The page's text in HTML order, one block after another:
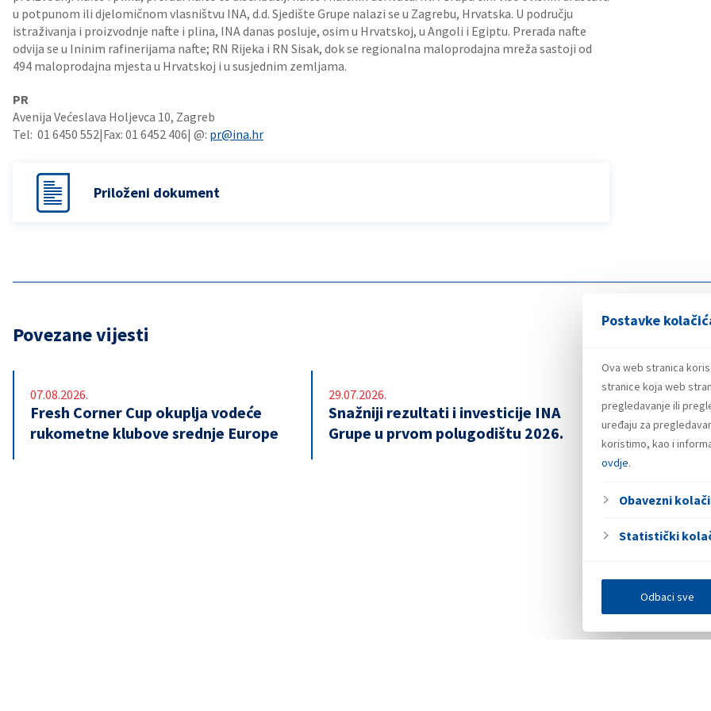
Postavke
Ova web stranica
stranice koja web
pregledavanje ili
uređaju za
koristimo, kao i
ovdje.
Obavezni
Statistički
Odbaci sve
u potpunom ili djelomičnom vlasništvu INA, d.d. Sjedište Grupe nalazi se u Zagrebu, Hrvatska. U području
istraživanja i proizvodnje nafte i plina, INA danas posluje, osim u Hrvatskoj, u Angoli i Egiptu. Prerada nafte
odvija se u Ininim rafinerijama nafte; RN Rijeka i RN Sisak, dok se regionalna maloprodajna mreža sastoji od
494 maloprodajna mjesta u Hrvatskoj i u susjednim zemljama.
PR
Avenija Većeslava Holjevca 10, Zagreb
Tel: 01 6450 552|Fax: 01 6452 406| @: pr@ina.hr
Priloženi dokument
Povezane vijesti
07.08.2026.
Fresh Corner Cup okuplja vodeće
rukometne klubove srednje Europe
29.07.2026.
Snažniji rezultati i investicije INA
Grupe u prvom polugodištu 2026.